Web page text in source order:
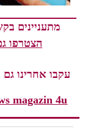
מתעניינים
הצטרפו
עקבו אחרינו גם
magazin 4u